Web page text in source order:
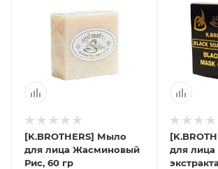
[K.BROTHERS] Мыло
для лица Жасминовый
Рис, 60 гр
для лица